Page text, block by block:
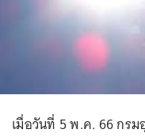
เมื่อวันที่ 5 พ.ค. 66 กร